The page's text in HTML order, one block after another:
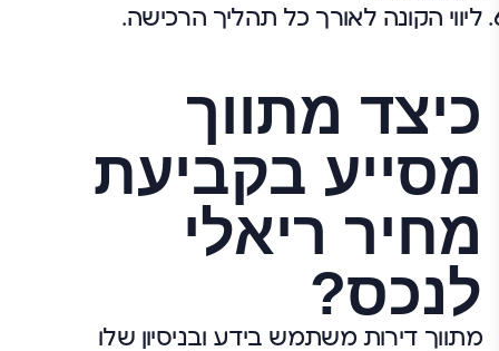
ליווי הקונה לאורך כל תהליך הרכישה.
כיצד מתווך
מסייע בקביעת
מחיר ריאלי
לנכס?
מתווך דירות משתמש בידע ובניסיון שלו